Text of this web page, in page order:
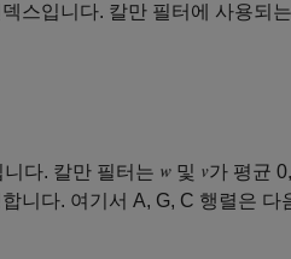
스입니다. 칼만 필터에 사용되
다. 칼만 필터는 및
가 평균
니다. 여기서 A, G, C 행렬은 다